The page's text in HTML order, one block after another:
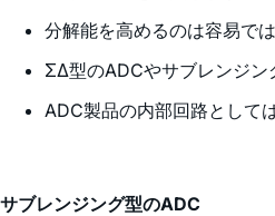
分解能を高めるのは容易で
ΣΔ型のADCやサブレンジン
ADC製品の内部回路として
サブレンジング型のADC